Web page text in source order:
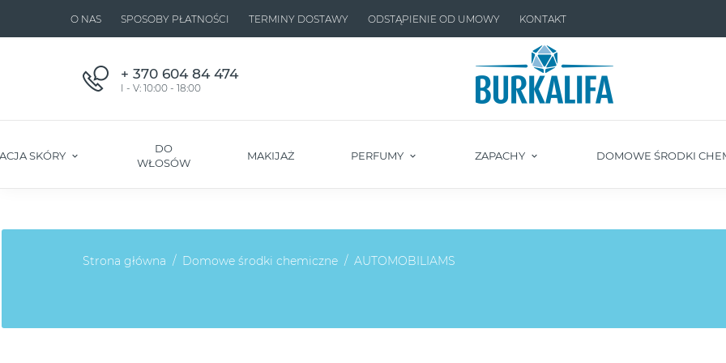
O NAS SPOSOBY PŁATNOŚCI TERMINY DOSTAWY ODSTĄPIENIE OD UMOWY KONTAKT
+ 370 604 84 474
I - V: 10:00 - 18:00
SKÓRY
DO
WŁOSÓW
MAKIJAŻ PERFUMY ZAPACHY DOMOWE ŚRODKI
Strona główna Domowe środki chemiczne AUTOMOBILIAMS